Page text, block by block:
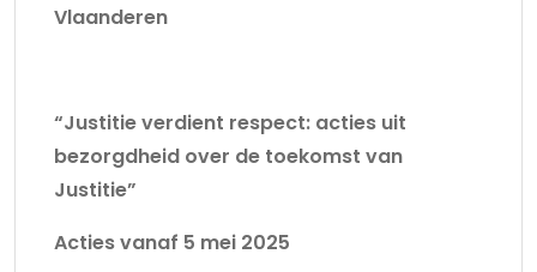
Vlaanderen
“Justitie verdient respect: acties uit
bezorgdheid over de toekomst van
Justitie”
Acties vanaf 5 mei 2025